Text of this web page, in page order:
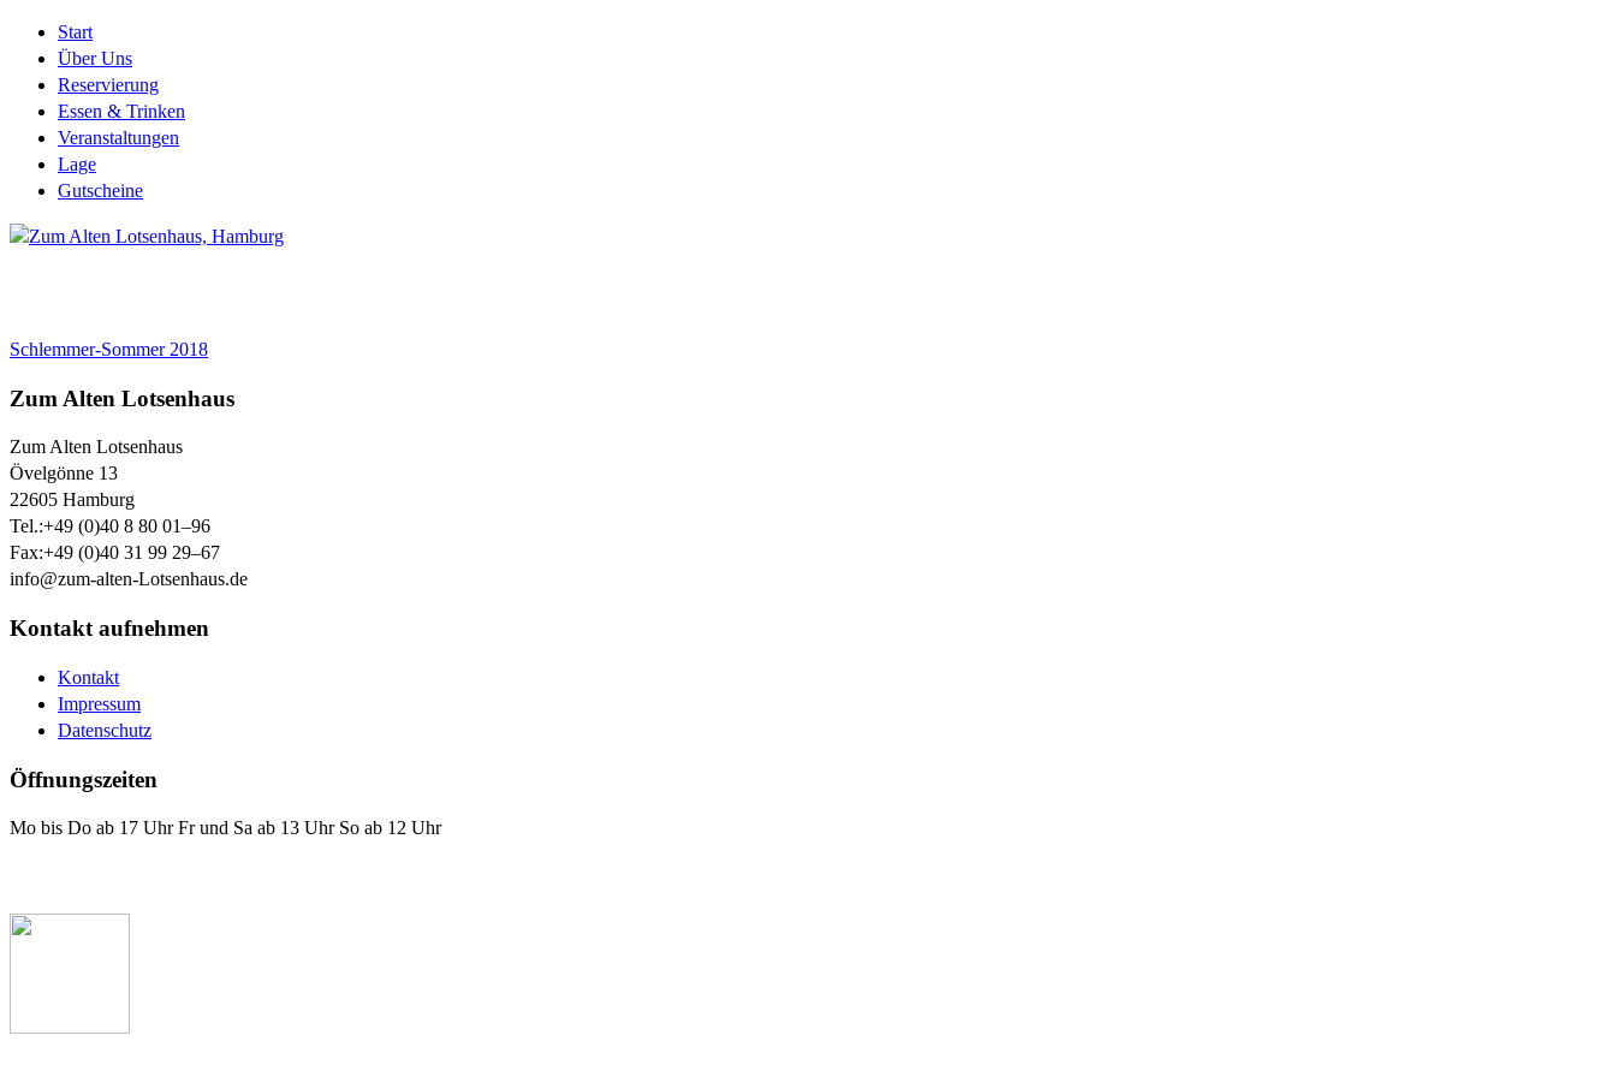
Start
Über Uns
Reservierung
Essen & Trinken
Veranstaltungen
Lage
Gutscheine
Schlemmer-Sommer 2018
Zum Alten Lotsenhaus
Zum Alten Lotsenhaus
Övelgönne 13
22605 Hamburg
Tel.:+49 (0)40 8 80 01–96
Fax:+49 (0)40 31 99 29–67
info@zum-alten-Lotsenhaus.de
Kontakt aufnehmen
Kontakt
Impressum
Datenschutz
Öffnungszeiten
Mo bis Do ab 17 Uhr Fr und Sa ab 13 Uhr So ab 12 Uhr